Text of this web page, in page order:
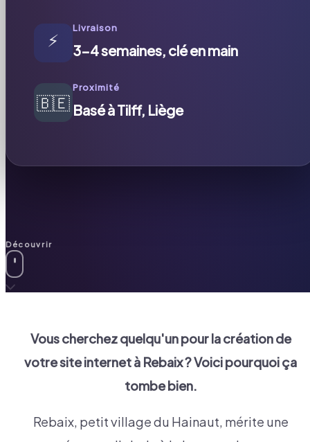
⚡
Livraison
3-4 semaines, clé en main
🇧🇪
Proximité
Basé à Tilff, Liège
Découvrir
Vous cherchez quelqu'un pour la création de
votre site internet à Rebaix? Voici pourquoi ça
tombe bien.
Rebaix, petit village du Hainaut, mérite une